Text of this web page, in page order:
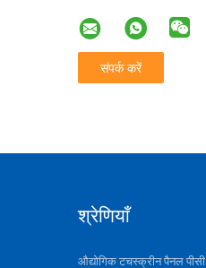
संपर्क करें
श्रेणियाँ
औद्योगिक टचस्क्रीन पैनल पीसी